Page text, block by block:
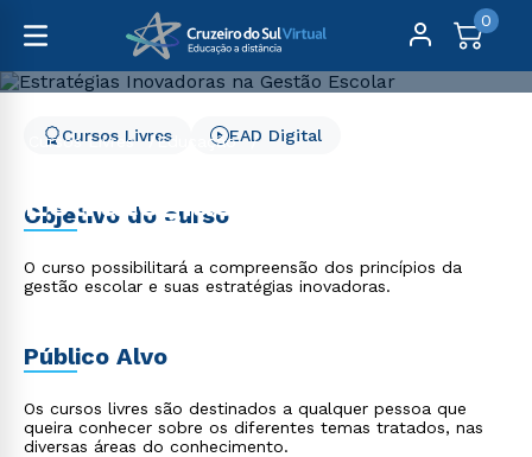
0
Cursos Livres
Educação
Estratégias Inovadoras na
Gestão Escolar
Cursos Livres EAD Digital
Objetivo do curso
O curso possibilitará a compreensão dos princípios da
gestão escolar e suas estratégias inovadoras.
Público Alvo
Os cursos livres são destinados a qualquer pessoa que
queira conhecer sobre os diferentes temas tratados, nas
diversas áreas do conhecimento.